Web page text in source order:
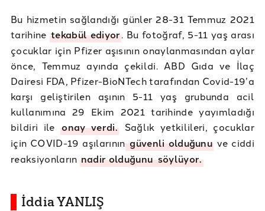
Bu hizmetin sağlandığı günler 28-31 Temmuz 2021
tarihine tekabül ediyor. Bu fotoğraf, 5-11 yaş arası
çocuklar için Pfizer aşısının onaylanmasından aylar
önce, Temmuz ayında çekildi. ABD Gıda ve İlaç
Dairesi FDA, Pfizer-BioNTech tarafından Covid-19’a
karşı geliştirilen aşının 5-11 yaş grubunda acil
kullanımına 29 Ekim 2021 tarihinde yayımladığı
bildiri ileonay verdi. Sağlık yetkilileri, çocuklar
için COVID-19 aşılarınıngüvenli olduğunu ve ciddi
reaksiyonların nadir olduğunusöylüyor.
İddia YANLIŞ